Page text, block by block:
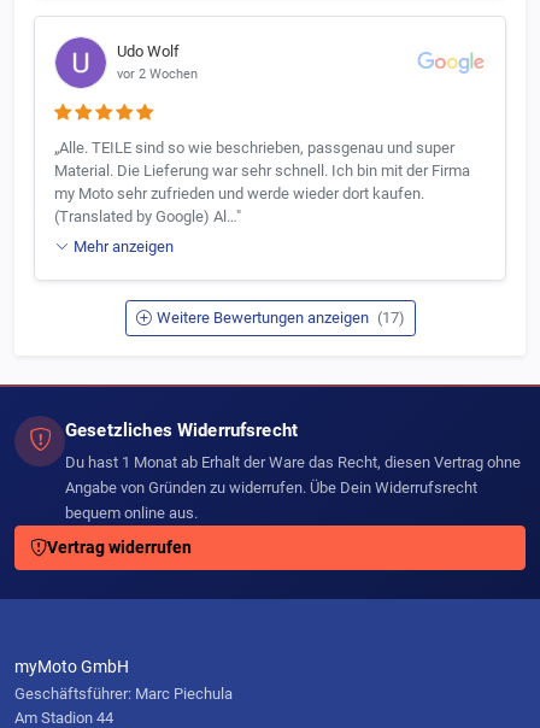
Udo Wolf
vor 2 Wochen
„Alle. TEILE sind so wie beschrieben, passgenau und super
Material. Die Lieferung war sehr schnell. Ich bin mit der Firma
my Moto sehr zufrieden und werde wieder dort kaufen.
(Translated by Google) Al…"
Mehr anzeigen
Weitere Bewertungen anzeigen (17)
Gesetzliches Widerrufsrecht
Du hast 1 Monat ab Erhalt der Ware das Recht, diesen Vertrag ohne
Angabe von Gründen zu widerrufen. Übe Dein Widerrufsrecht
bequem online aus.
Vertrag widerrufen
myMoto GmbH
Geschäftsführer: Marc Piechula
Am Stadion 44